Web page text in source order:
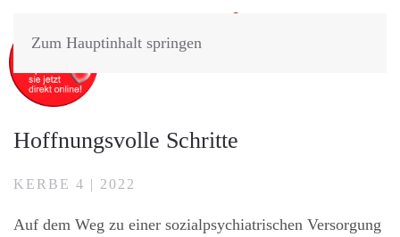
Zum Hauptinhalt springen
Hoffnungsvolle Schritte
KERBE 4 | 2022
Auf dem Weg zu einer sozialpsychiatrischen Versorgung